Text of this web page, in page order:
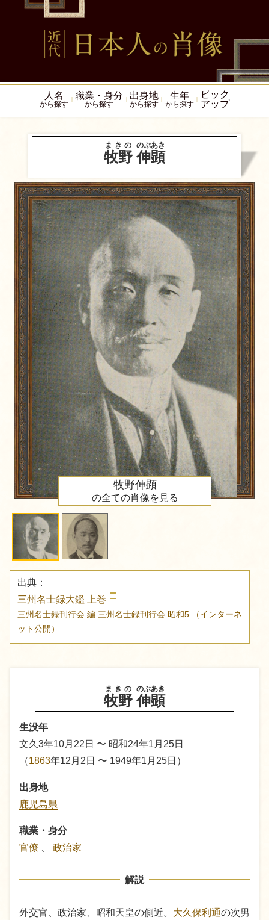
人名
から探す
職業・身分
から探す
出身地
から探す
生年
から探す
ピック
アップ
牧野
まきの
伸顕
のぶあき
生没年
文久3年10月22日 〜 昭和24年1月25日
（1863年12月2日 〜 1949年1月25日）
出身地
鹿児島県
職業・身分
官僚
政治家
解説
外交官、政治家、昭和天皇の側近。 大久保利通の次男
牧野
まきの
伸顕
のぶあき
牧野伸顕
の全ての肖像を見る
出典：
三州名士録大鑑 上巻
三州名士録刊行会 編 三州名士録刊行会 昭和5
（インターネ
ット公開）